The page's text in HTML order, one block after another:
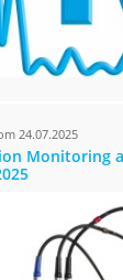
24.07.2025
Monitoring